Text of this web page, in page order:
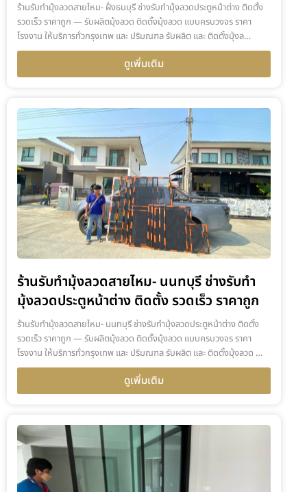
ร้านรับทำมุ้งลวดสายไหม- ฝั่งธนบุรี ช่างรับทำมุ้งลวดประตูหน้าต่าง ติดตั้ง
รวดเร็ว ราคาถูก — รับผลิตมุ้งลวด ติดตั้งมุ้งลวด แบบครบวงจร ราคา
โรงงาน ให้บริการทั่วกรุงเทพ และ ปริมณฑล รับผลิต และ ติดตั้งมุ้งล…
ดูเพิ่มเติม
ร้านรับทำมุ้งลวดสายไหม- นนทบุรี ช่างรับทำ
มุ้งลวดประตูหน้าต่าง ติดตั้ง รวดเร็ว ราคาถูก
ร้านรับทำมุ้งลวดสายไหม- นนทบุรี ช่างรับทำมุ้งลวดประตูหน้าต่าง ติดตั้ง
รวดเร็ว ราคาถูก — รับผลิตมุ้งลวด ติดตั้งมุ้งลวด แบบครบวงจร ราคา
โรงงาน ให้บริการทั่วกรุงเทพ และ ปริมณฑล รับผลิต และ ติดตั้งมุ้งลวด …
ดูเพิ่มเติม